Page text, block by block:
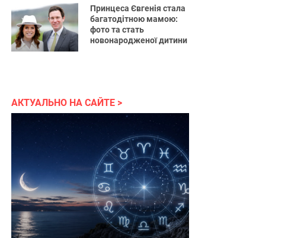
Принцеса Євгенія стала
багатодітною мамою:
фото та стать
новонародженої дитини
АКТУАЛЬНО НА САЙТЕ